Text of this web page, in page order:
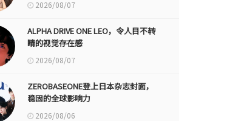
2026/08/07
ALPHA DRIVE ONE LEO，令人目不转
睛的视觉存在感
2026/08/07
ZEROBASEONE登上日本杂志封面，
稳固的全球影响力
2026/08/06